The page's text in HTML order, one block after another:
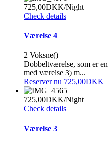
725,00DKK/Night
Check details
Værelse 4
2 Voksne()
Dobbeltværelse, som er
med værelse 3) m...
Reserver nu 725,00DKK
725,00DKK/Night
Check details
Værelse 3